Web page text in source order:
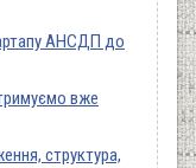
АНСДП до
вже
структура,